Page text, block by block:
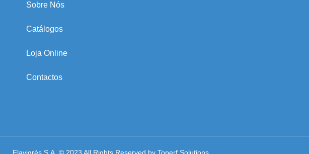
Sobre Nós
Catálogos
Loja Online
Contactos